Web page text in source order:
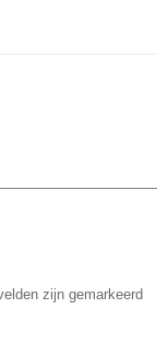
zijn gemarkeerd